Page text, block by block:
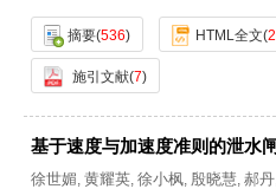
摘要(536) HTML全文(
施引文献(7)
基于速度与加速度准则的泄水
徐世媚, 黄耀英, 徐小枫, 殷晓慧, 郝丹